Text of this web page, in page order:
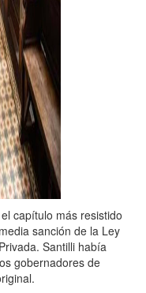
capítulo más resistido
sanción de la Ley
Santilli había
gobernadores de